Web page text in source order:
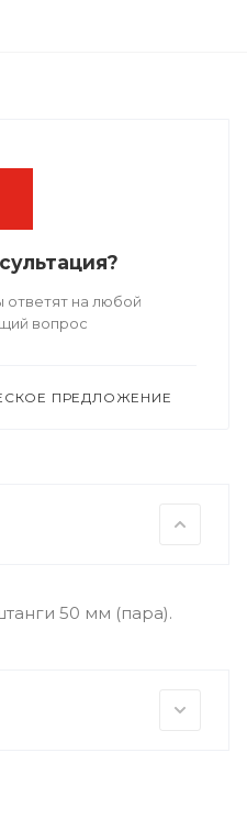
на любой
вопрос
ПРЕДЛОЖЕНИЕ
50 мм (пара).